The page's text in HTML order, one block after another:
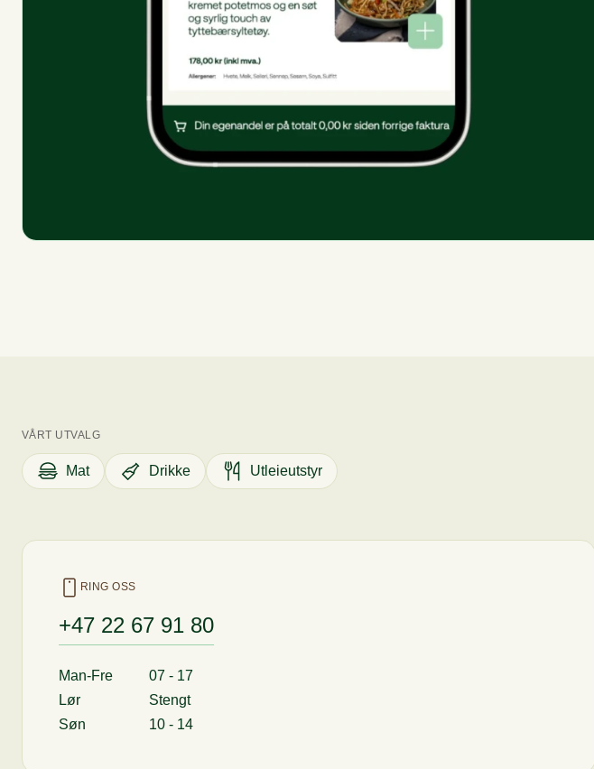
VÅRT UTVALG
Mat Drikke Utleieutstyr
RING OSS
+47 22 67 91 80
Man-Fre
07 - 17
Lør
Stengt
Søn
10 - 14